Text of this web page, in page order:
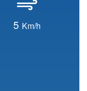
5 Km/h